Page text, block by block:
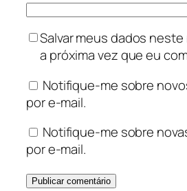
Salvar meus dados
a próxima vez que eu
Notifique-me sobre
por e-mail.
Notifique-me sobre
por e-mail.